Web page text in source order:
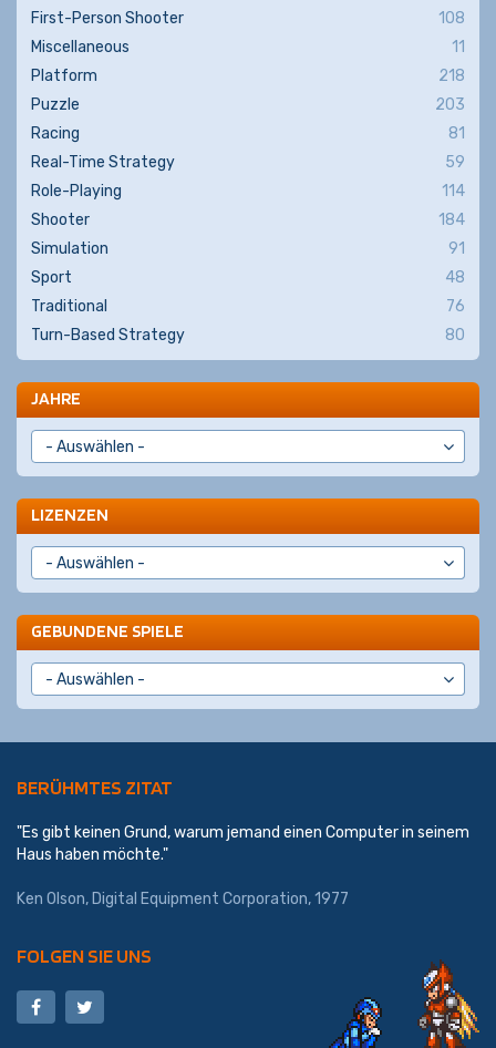
First-Person Shooter
108
Miscellaneous
11
Platform
218
Puzzle
203
Racing
81
Real-Time Strategy
59
Role-Playing
114
Shooter
184
Simulation
91
Sport
48
Traditional
76
Turn-Based Strategy
80
JAHRE
LIZENZEN
GEBUNDENE SPIELE
BERÜHMTES ZITAT
"Es gibt keinen Grund, warum jemand einen Computer in seinem
Haus haben möchte."
Ken Olson, Digital Equipment Corporation, 1977
FOLGEN SIE UNS